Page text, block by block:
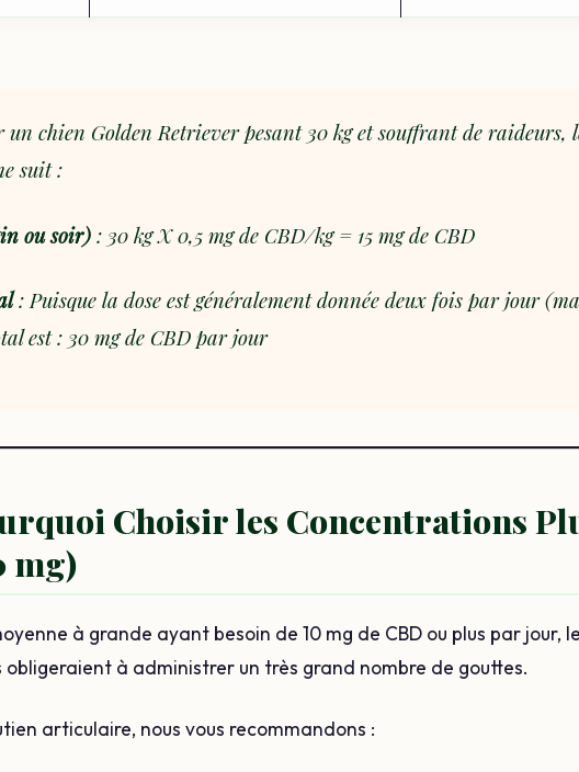
chien Golden Retriever pesant 30 kg et souffrant de raideurs,
suit :
ou soir): 30 kg X 0,5 mg de CBD/kg = 15 mg de CBD
: Puisque la dose est généralement donnée deux fois par jour
est : 30 mg de CBD par jour
Choisir les Concentrations
mg)
à grande ayant besoin de 10 mg de CBD ou plus par jour,
à administrer un très grand nombre de gouttes.
articulaire, nous vous recommandons :